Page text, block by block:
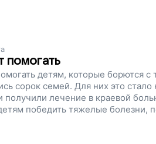
помогать
детям, которые борются
сорок семей. Для них это
лечение в краевой
победить тяжелые болезни,